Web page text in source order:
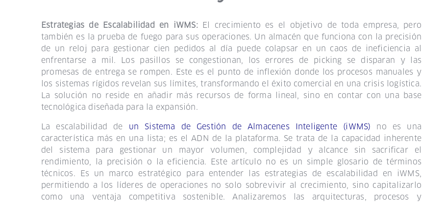
Estrategias de Escalabilidad en iWMS: El crecimiento es el objetivo de toda empresa, pero
también es la prueba de fuego para sus operaciones. Un almacén que funciona con la precisión
de un reloj para gestionar cien pedidos al día puede colapsar en un caos de ineficiencia al
enfrentarse a mil. Los pasillos se congestionan, los errores de picking se disparan y las
promesas de entrega se rompen. Este es el punto de inflexión donde los procesos manuales y
los sistemas rígidos revelan sus límites, transformando el éxito comercial en una crisis logística.
La solución no reside en añadir más recursos de forma lineal, sino en contar con una base
tecnológica diseñada para la expansión.
La escalabilidad de un Sistema de Gestión de Almacenes Inteligente (iWMS)
no es una
característica más en una lista; es el ADN de la plataforma. Se trata de la capacidad inherente
del sistema para gestionar un mayor volumen, complejidad y alcance sin sacrificar el
rendimiento, la precisión o la eficiencia. Este artículo no es un simple glosario de términos
técnicos. Es un marco estratégico para entender las estrategias de escalabilidad en iWMS,
permitiendo a los líderes de operaciones no solo sobrevivir al crecimiento, sino capitalizarlo
como una ventaja competitiva sostenible. Analizaremos las arquitecturas, procesos y